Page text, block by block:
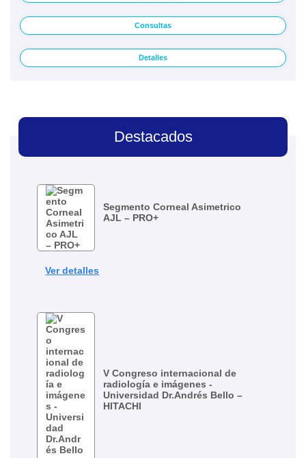
Consultas
Detalles
Destacados
Segmento Corneal Asimetrico
AJL – PRO+
Ver detalles
V Congreso internacional de
radiología e imágenes -
Universidad Dr.Andrés Bello –
HITACHI